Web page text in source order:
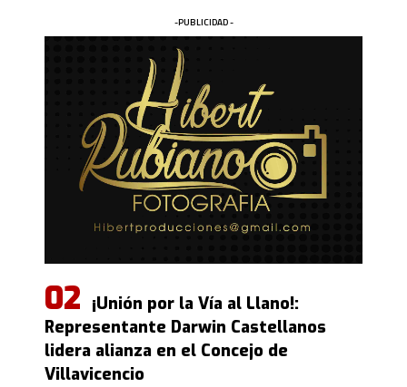
-PUBLICIDAD -
¡Unión por la Vía al Llano!:
Representante Darwin Castellanos
lidera alianza en el Concejo de
Villavicencio